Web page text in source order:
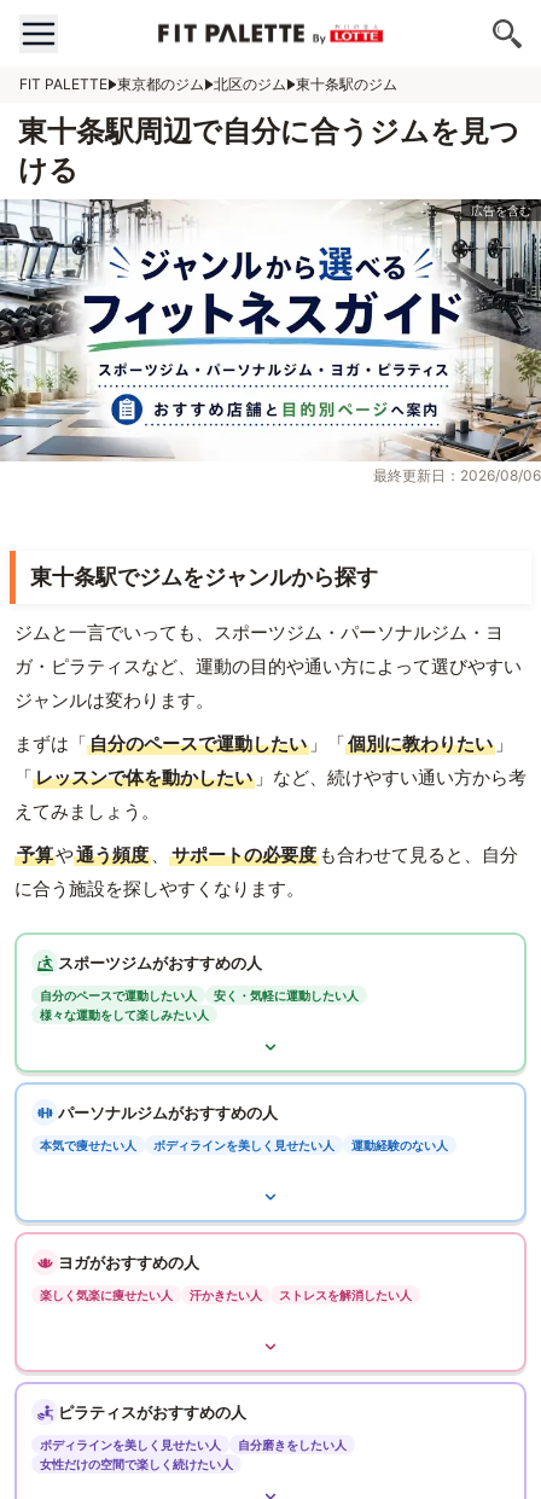
FIT PALETTE 東京都のジム 北区のジム 東十条駅のジム
東十条駅周辺で自分に合うジムを見つ
ける
最終更新日：2026/08/06
東十条駅でジムをジャンルから探す
ジムと一言でいっても、スポーツジム・パーソナルジム・ヨ
ガ・ピラティスなど、運動の目的や通い方によって選びやすい
ジャンルは変わります。
まずは「自分のペースで運動したい 」「個別に教わりたい 」
「レッスンで体を動かしたい 」など、続けやすい通い方から考
えてみましょう。
予算や通う頻度 、 サポートの必要度 も合わせて見ると、自分
に合う施設を探しやすくなります。
スポーツジムがおすすめの人
自分のペースで運動したい人
安く・気軽に運動したい人
様々な運動をして楽しみたい人
パーソナルジムがおすすめの人
本気で痩せたい人 ボディラインを美しく見せたい人 運動経験のない人
ヨガがおすすめの人
楽しく気楽に痩せたい人 汗かきたい人 ストレスを解消したい人
ピラティスがおすすめの人
ボディラインを美しく見せたい人
自分磨きをしたい人
女性だけの空間で楽しく続けたい人